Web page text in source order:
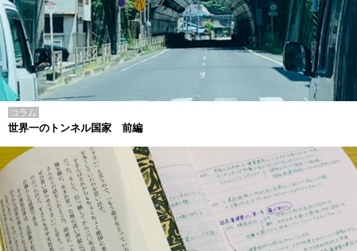
コラム
世界一のトンネル国家 前編